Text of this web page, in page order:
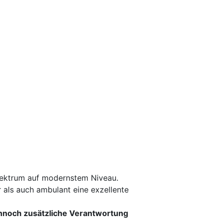
auf modernstem Niveau.
auch ambulant eine exzellente
zusätzliche Verantwortung